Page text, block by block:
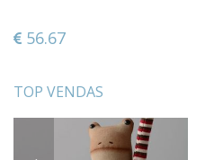
56.67
TOP VENDAS